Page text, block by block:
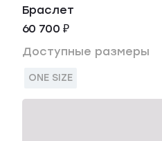
Браслет
60 700 ₽
Доступные размеры
ONE SIZE